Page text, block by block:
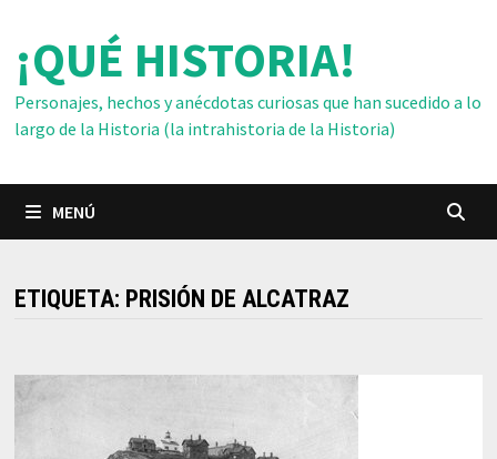
contenido
¡QUÉ HISTORIA!
Personajes, hechos y anécdotas curiosas que han sucedido a lo
largo de la Historia (la intrahistoria de la Historia)
MENÚ
ETIQUETA: PRISIÓN DE ALCATRAZ